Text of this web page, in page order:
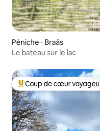
Péniche ⋅ Braås
Le bateau sur le lac
Coups de cœur
Coup de cœur